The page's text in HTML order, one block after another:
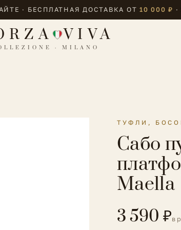
· БЕСПЛАТНАЯ ДОСТАВКА ОТ10 000 ₽ ·
VIVA
· MILANO
ТУФЛИ,
Сабо
Maella
3 590 ₽в